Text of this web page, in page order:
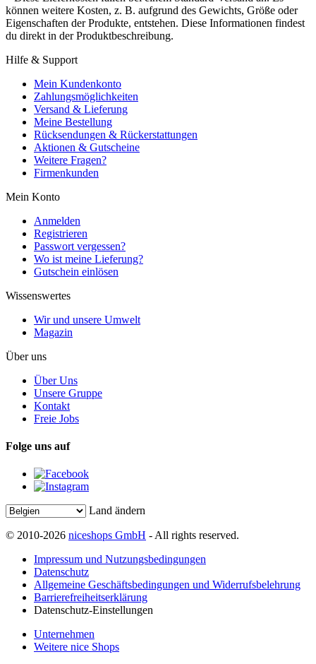
können weitere Kosten, z. B. aufgrund des Gewichts, Größe oder
Eigenschaften der Produkte, entstehen. Diese Informationen findest
du direkt in der Produktbeschreibung.
Hilfe & Support
Mein Kundenkonto
Zahlungsmöglichkeiten
Versand & Lieferung
Meine Bestellung
Rücksendungen & Rückerstattungen
Aktionen & Gutscheine
Weitere Fragen?
Firmenkunden
Mein Konto
Anmelden
Registrieren
Passwort vergessen?
Wo ist meine Lieferung?
Gutschein einlösen
Wissenswertes
Wir und unsere Umwelt
Magazin
Über uns
Über Uns
Unsere Gruppe
Kontakt
Freie Jobs
Folge uns auf
Land ändern
© 2010-2026 niceshops GmbH - All rights reserved.
Impressum und Nutzungsbedingungen
Datenschutz
Allgemeine Geschäftsbedingungen und Widerrufsbelehrung
Barrierefreiheitserklärung
Datenschutz-Einstellungen
Unternehmen
Weitere nice Shops